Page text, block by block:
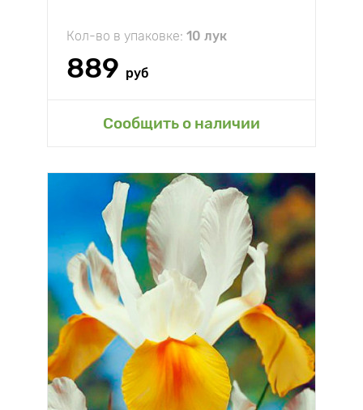
Кол-во в упаковке: 10 лук
889 руб
Сообщить о наличии